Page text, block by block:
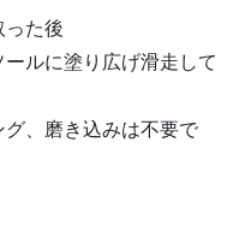
った後
ルに塗り広げ滑走して
、磨き込みは不要で